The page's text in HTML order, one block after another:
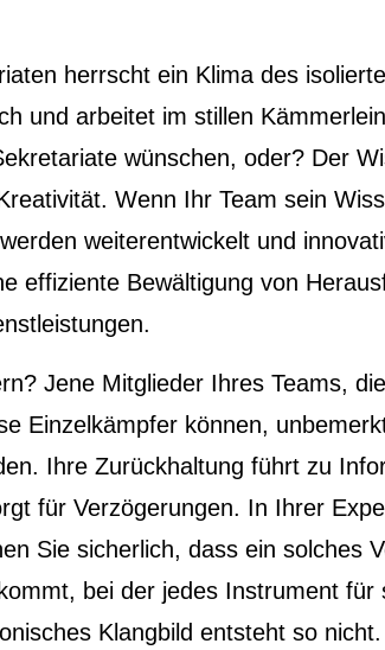
herrscht ein Klima des
und arbeitet im stillen
wünschen, oder? Der
Wenn Ihr Team sein
weiterentwickelt und
effiziente Bewältigung von
Jene Mitglieder Ihres Teams,
Einzelkämpfer können,
Ihre Zurückhaltung führt zu
für Verzögerungen. In Ihrer
Sie sicherlich, dass ein solches
bei der jedes Instrument für
Klangbild entsteht so